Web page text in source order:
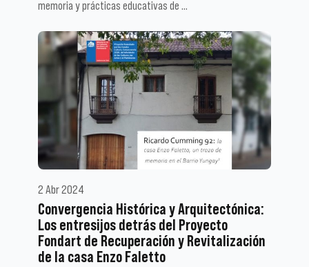
memoria y prácticas educativas de …
2 Abr 2024
Convergencia Histórica y Arquitectónica:
Los entresijos detrás del Proyecto
Fondart de Recuperación y Revitalización
de la casa Enzo Faletto